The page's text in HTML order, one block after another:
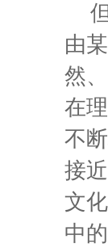
由
然
在
不
接
文
中